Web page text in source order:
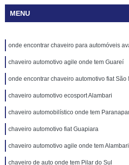
MENU
onde encontrar chaveiro para automóveis
chaveiro automotivo agile onde tem Guareí
onde encontrar chaveiro automotivo fiat São
chaveiro automotivo ecosport Alambari
chaveiro automobilístico onde tem
chaveiro automotivo fiat Guapiara
chaveiro automotivo agile onde tem Alambari
chaveiro de auto onde tem Pilar do Sul